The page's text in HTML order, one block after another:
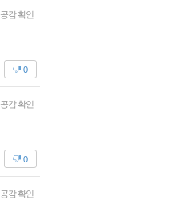
공감 확인
0
공감 확인
0
공감 확인